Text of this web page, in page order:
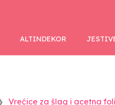
ALTINDEKOR
Vrećice za šlag i acetna